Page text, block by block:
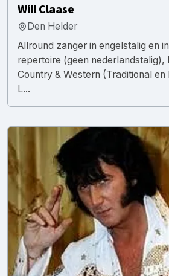
Will Claase
Den Helder
Allround zanger in engelstalig en
repertoire (geen nederlandstalig),
Country & Western (Traditional
L...